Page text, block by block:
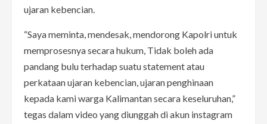
ujaran kebencian.
“Saya meminta, mendesak, mendorong Kapolri untuk
memprosesnya secara hukum, Tidak boleh ada
pandang bulu terhadap suatu statement atau
perkataan ujaran kebencian, ujaran penghinaan
kepada kami warga Kalimantan secara keseluruhan,”
tegas dalam video yang diunggah di akun instagram